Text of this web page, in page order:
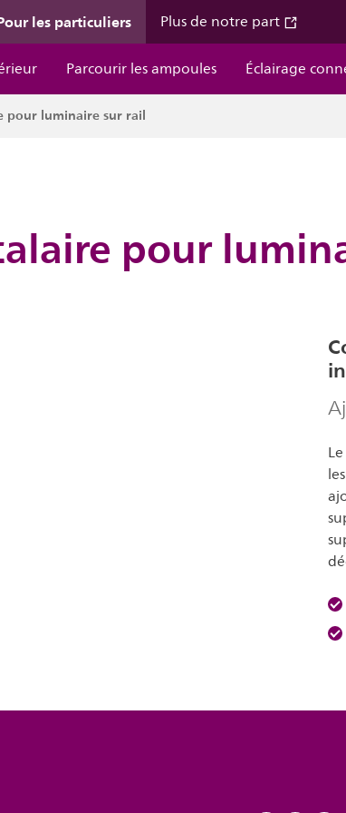
les particuliers Plus de notre part
Parcourir les ampoules Éclairage
pour luminaire sur rail
pour